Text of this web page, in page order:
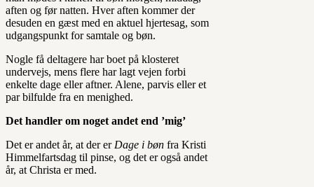
aften og før natten. Hver aften kommer der
desuden en gæst med en aktuel hjertesag, som
udgangspunkt for samtale og bøn.
Nogle få deltagere har boet på klosteret
undervejs, mens flere har lagt vejen forbi
enkelte dage eller aftner. Alene, parvis eller et
par bilfulde fra en menighed.
Det handler om noget andet end ’mig’
Det er andet år, at der er Dage i bøn fra Kristi
Himmelfartsdag til pinse, og det er også andet
år, at Christa er med.